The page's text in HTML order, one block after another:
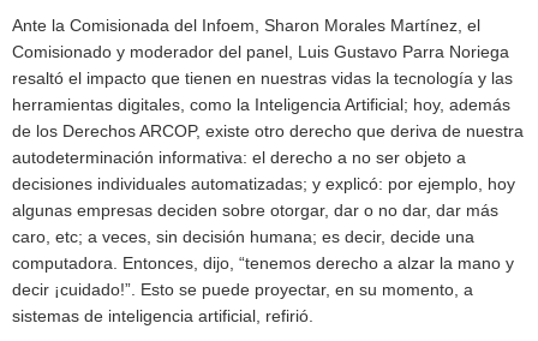
Ante la Comisionada del Infoem, Sharon Morales Martínez, el
Comisionado y moderador del panel, Luis Gustavo Parra Noriega
resaltó el impacto que tienen en nuestras vidas la tecnología y las
herramientas digitales, como la Inteligencia Artificial; hoy, además
de los Derechos ARCOP, existe otro derecho que deriva de nuestra
autodeterminación informativa: el derecho a no ser objeto a
decisiones individuales automatizadas; y explicó: por ejemplo, hoy
algunas empresas deciden sobre otorgar, dar o no dar, dar más
caro, etc; a veces, sin decisión humana; es decir, decide una
computadora. Entonces, dijo, “tenemos derecho a alzar la mano y
decir ¡cuidado!”. Esto se puede proyectar, en su momento, a
sistemas de inteligencia artificial, refirió.